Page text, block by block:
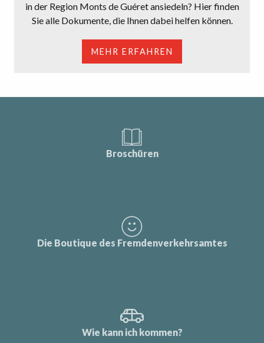
in der Region Monts de Guéret ansiedeln? Hier finden
Sie alle Dokumente, die Ihnen dabei helfen können.
MEHR ERFAHREN
Broschüren
Die Boutique des Fremdenverkehrsamtes
Wie kann ich kommen?